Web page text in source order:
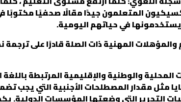
المتعلمون جيدًا مقالًا صحفيًا
في حياتهم اليومية.
المهنية ذات الصلة قادرًا على
والوطنية والإقليمية المرتبطة باللغة
مثل مقدار المصطلحات الأجنبية التي يجب
التحرير التي وضعتها المؤسسات